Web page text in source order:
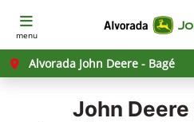
menu
Alvorada John Deere - Bagé
John Deere